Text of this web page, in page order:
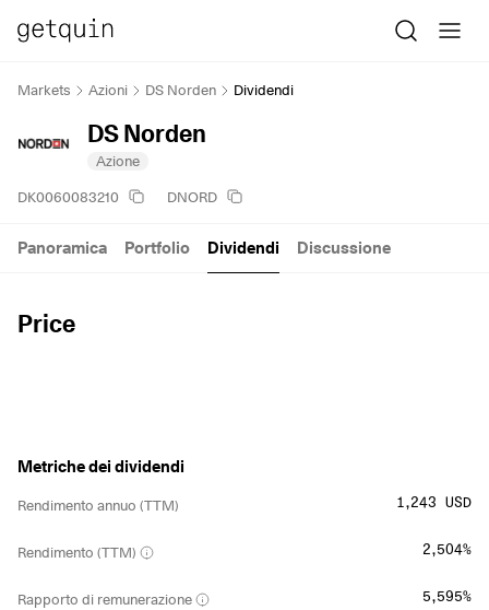
Markets Azioni DS Norden Dividendi
DS Norden
Azione
DK0060083210 DNORD
Price
Panoramica Portfolio Dividendi Discussione
Metriche dei dividendi
Rendimento annuo (TTM) 1,243 USD
Rendimento (TTM) 2,504%
Rapporto di remunerazione 5,595%